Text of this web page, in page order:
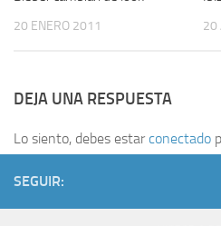
20 ENERO 2011 20
DEJA UNA RESPUESTA
Lo siento, debes estar conectado
SEGUIR: